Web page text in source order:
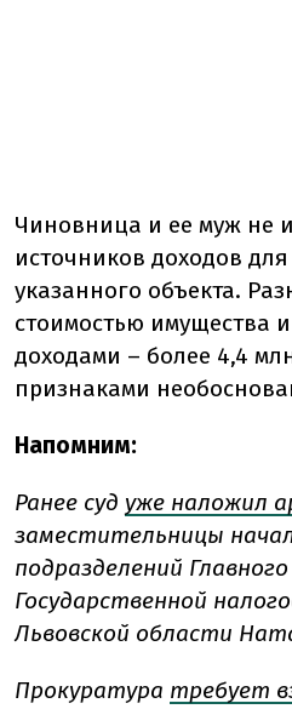
Чиновница и ее муж не
источников доходов
указанного объекта.
стоимостью имущества
доходами – более 4,4
признаками
Напомним:
Ранее суд уже наложил
заместительницы
подразделений
Государственной
Львовской области
Прокуратура требует